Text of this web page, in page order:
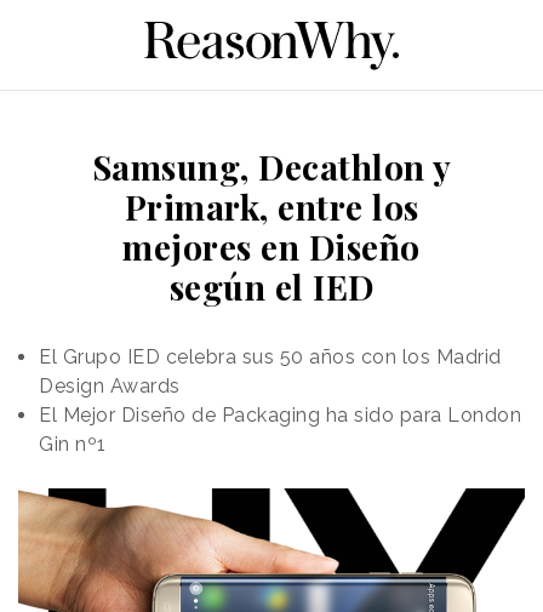
Samsung, Decathlon y
Primark, entre los
mejores en Diseño
según el IED
El Grupo IED celebra sus 50 años con los Madrid
Design Awards
El Mejor Diseño de Packaging ha sido para London
Gin nº1